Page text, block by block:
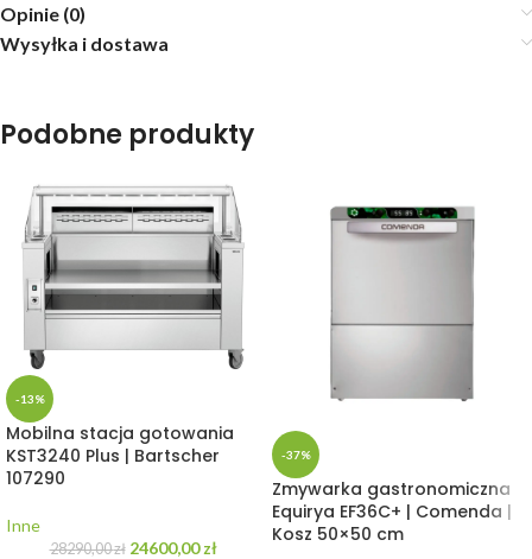
Opinie (0)
Wysyłka i dostawa
Podobne produkty
-13%
Mobilna stacja gotowania
KST3240 Plus | Bartscher
107290
Inne
28290,00zł 24600,00zł
-37%
Zmywarka gastronomiczna
Equirya EF36C+ | Comenda |
Kosz 50×50 cm